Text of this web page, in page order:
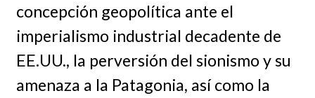
concepción geopolítica ante el
imperialismo industrial decadente de
EE.UU., la perversión del sionismo y su
amenaza a la Patagonia, así como la